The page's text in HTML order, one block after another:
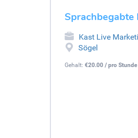
Sprachbegabte
Kast Live
Sögel
Gehalt: €20.00 / pro Stunde